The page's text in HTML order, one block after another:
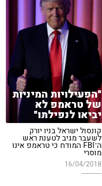
"הפעילויות המיניות
של טראמפ לא
יביאו לנפילתו"
קונסול ישראל בניו יורק
לשעבר מגיב לטענת ראש
ה־FBI המודח כי טראמפ אינו
מוסרי
16/04/2018